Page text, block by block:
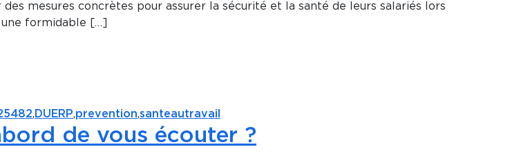
mesures concrètes pour assurer la sécurité et la santé de leurs salariés lors
une formidable […]
, DUERP,prevention,santeautravail
de vous écouter ?